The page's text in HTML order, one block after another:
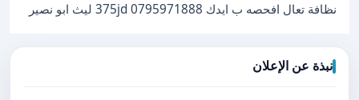
نظافة تعال افحصه ب ايدك 375jd 0795971888 ليث ابو نصير
نبذة عن الإعلان